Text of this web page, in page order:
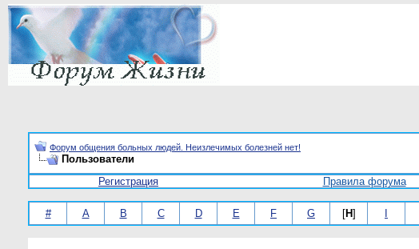
Форум общения больных людей. Неизлечимых болезней нет!
Пользователи
Регистрация Правила форума
# A B C D E F G [H]